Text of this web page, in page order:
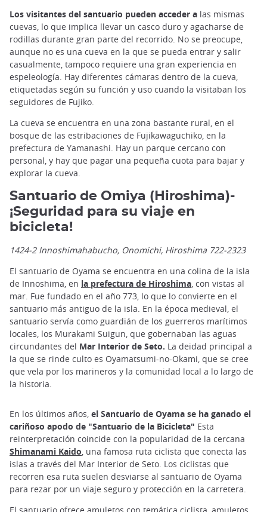
Los visitantes del santuario pueden acceder a las mismas
cuevas, lo que implica llevar un casco duro y agacharse de
rodillas durante gran parte del recorrido. No se preocupe,
aunque no es una cueva en la que se pueda entrar y salir
casualmente, tampoco requiere una gran experiencia en
espeleología. Hay diferentes cámaras dentro de la cueva,
etiquetadas según su función y uso cuando la visitaban los
seguidores de Fujiko.
La cueva se encuentra en una zona bastante rural, en el
bosque de las estribaciones de Fujikawaguchiko, en la
prefectura de Yamanashi. Hay un parque cercano con
personal, y hay que pagar una pequeña cuota para bajar y
explorar la cueva.
Santuario de Omiya (Hiroshima)-
¡Seguridad para su viaje en
bicicleta!
1424-2 Innoshimahabucho, Onomichi, Hiroshima 722-2323
El santuario de Oyama se encuentra en una colina de la isla
de Innoshima, en la prefectura de Hiroshima , con vistas al
mar. Fue fundado en el año 773, lo que lo convierte en el
santuario más antiguo de la isla. En la época medieval, el
santuario servía como guardián de los guerreros marítimos
locales, los Murakami Suigun, que gobernaban las aguas
circundantes del Mar Interior de Seto. La deidad principal a
la que se rinde culto es Oyamatsumi-no-Okami, que se cree
que vela por los marineros y la comunidad local a lo largo de
la historia.
En los últimos años, el Santuario de Oyama se ha ganado el
cariñoso apodo de "Santuario de la Bicicleta" Esta
reinterpretación coincide con la popularidad de la cercana
Shimanami Kaido, una famosa ruta ciclista que conecta las
islas a través del Mar Interior de Seto. Los ciclistas que
recorren esa ruta suelen desviarse al santuario de Oyama
para rezar por un viaje seguro y protección en la carretera.